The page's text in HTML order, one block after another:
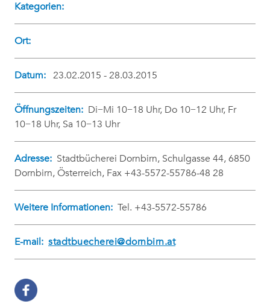
Kategorien:
Ort:
Datum: 23.02.2015 - 28.03.2015
Öffnungszeiten: Di−Mi 10−18 Uhr, Do 10−12 Uhr, Fr
10−18 Uhr, Sa 10−13 Uhr
Adresse: Stadtbücherei Dornbirn, Schulgasse 44, 6850
Dornbirn, Österreich, Fax +43-5572-55786-48 28
Weitere Informationen: Tel. +43-5572-55786
E-mail: stadtbuecherei@dornbirn.at